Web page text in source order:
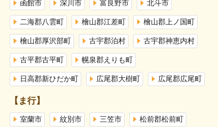
函館市 深川市 富良野市 北斗市
二海郡八雲町 檜山郡江差町 檜山郡上ノ国町
檜山郡厚沢部町 古宇郡泊村 古宇郡神恵内村
古平郡古平町 幌泉郡えりも町
日高郡新ひだか町 広尾郡大樹町 広尾郡広尾町
【ま行】
室蘭市 紋別市 三笠市 松前郡松前町